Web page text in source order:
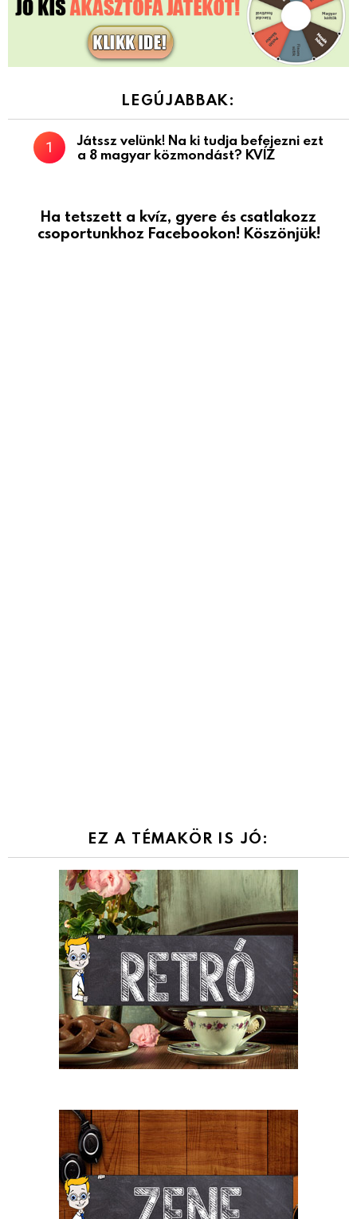
LEGÚJABBAK:
Játssz velünk! Na ki tudja befejezni ezt
a 8 magyar közmondást? KVÍZ
Ha tetszett a kvíz, gyere és csatlakozz
csoportunkhoz Facebookon! Köszönjük!
EZ A TÉMAKÖR IS JÓ: